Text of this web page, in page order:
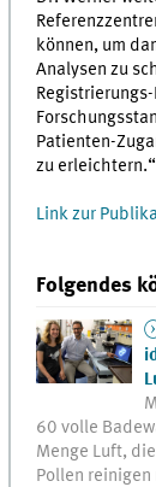
können, um
Analysen zu
Patienten-
zu erleichtern.“
Link zur
Folgendes
60 volle
Menge Luft,
Pollen